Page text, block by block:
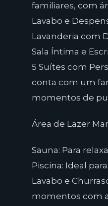
familiares, com
Lavabo e
Lavanderia com
Sala Íntima e
5 Suítes com
conta com um
momentos de
Área de Lazer
Sauna: Para
Piscina: Ideal
Lavabo e
momentos com